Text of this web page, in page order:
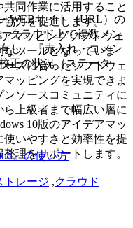
同作業に活用すること
力を促進します。
マッピングソフトウェ
ツールとなっていま
ズに合ったソフトウェ
ッピングを実現できま
ソースコミュニティに
上級者まで幅広い層に
10版のアイデアマッ
いやすさと効率性を提
理をサポートします。
WEBサイト（URL）の
クラウド上で複数メン
し、『赤入れ・コメン
正の状況（ステータ
』の使い方
トレージ ,クラウド